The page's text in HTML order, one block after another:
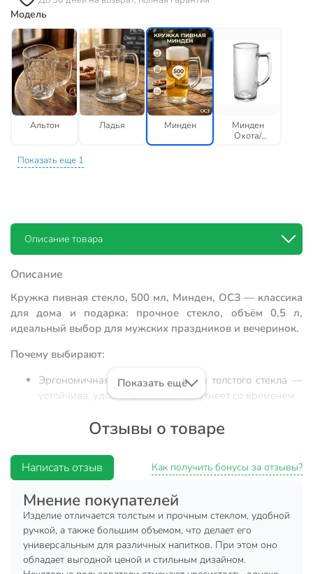
Модель
Альтон Ладья Минден
Минден
Охота/
Показать еще 1
Описание товара
Описание
Кружка пивная стекло, 500 мл, Минден, ОСЗ — классика
для дома и подарка: прочное стекло, объём 0,5 л,
идеальный выбор для мужских праздников и вечеринок.
Почему выбирают:
Эргономичная пивная кружка из толстого стекла —
устойчива, удобно держать, не мутнеет со временем
пива; можно мыть в посудомоечной машине —
Подходит для дома, дачи, офиса, а также как
оригинальный подарок мужчине на день рождения
или 23 февраля
Пивная кружка Минден от ОСЗ — это универсальный
выбор для любителей классических напитков и ценителей
практичности. Благодаря прозрачному стеклу и
лаконичному дизайну, кружка гармонично смотрится в
Показать ещё
Отзывы о товаре
Написать отзыв Как получить бонусы за отзывы?
Мнение покупателей
Изделие отличается толстым и прочным стеклом, удобной
ручкой, а также большим объемом, что делает его
универсальным для различных напитков. При этом оно
обладает выгодной ценой и стильным дизайном.